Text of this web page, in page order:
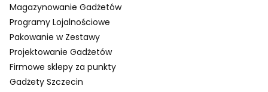
Magazynowanie Gadżetów
Programy Lojalnościowe
Pakowanie w Zestawy
Projektowanie Gadżetów
Firmowe sklepy za punkty
Gadżety Szczecin